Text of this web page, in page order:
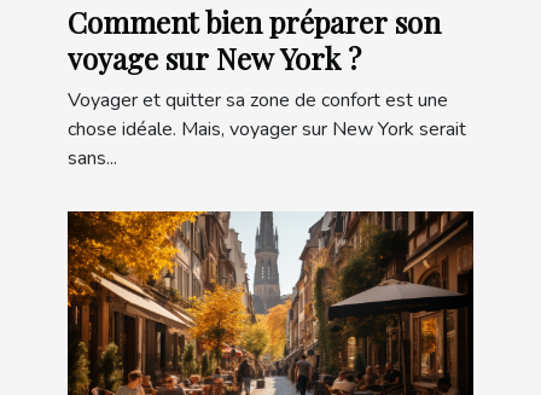
Comment bien préparer son
voyage sur New York ?
Voyager et quitter sa zone de confort est une
chose idéale. Mais, voyager sur New York serait
sans...